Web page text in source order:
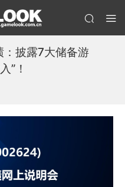
：披露7大储备游
”！